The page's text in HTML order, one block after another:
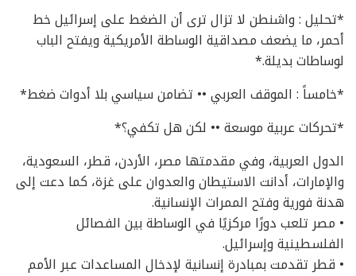
*تحليل : واشنطن لا تزال ترى أن الضغط على إسرائيل خط
أحمر، ما يضعف مصداقية الوساطة الأمريكية ويفتح الباب
لوساطات بديلة.*
*خامساً : الموقف العربي •• تضامن سياسي بلا أدوات ضغط*
*تحركات عربية موسعة •• لكن هل تكفي؟*
الدول العربية، وفي مقدمتها مصر، الأردن، قطر، السعودية،
والإمارات، أدانت الاستيطان والعدوان على غزة، كما دعت إلى
هدنة فورية وفتح الممرات الإنسانية.
• مصر تلعب دورًا مركزيًا في الوساطة بين الفصائل
الفلسطينية وإسرائيل.
• قطر تقدمت بمبادرة إنسانية لإدخال المساعدات عبر الأمم